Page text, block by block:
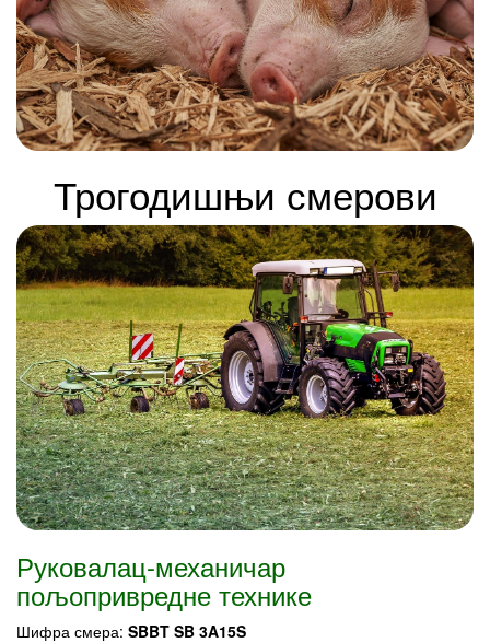
Трогодишњи смерови
Руковалац-механичар
пољопривредне технике
Шифра смера: SBBT SB 3A15S